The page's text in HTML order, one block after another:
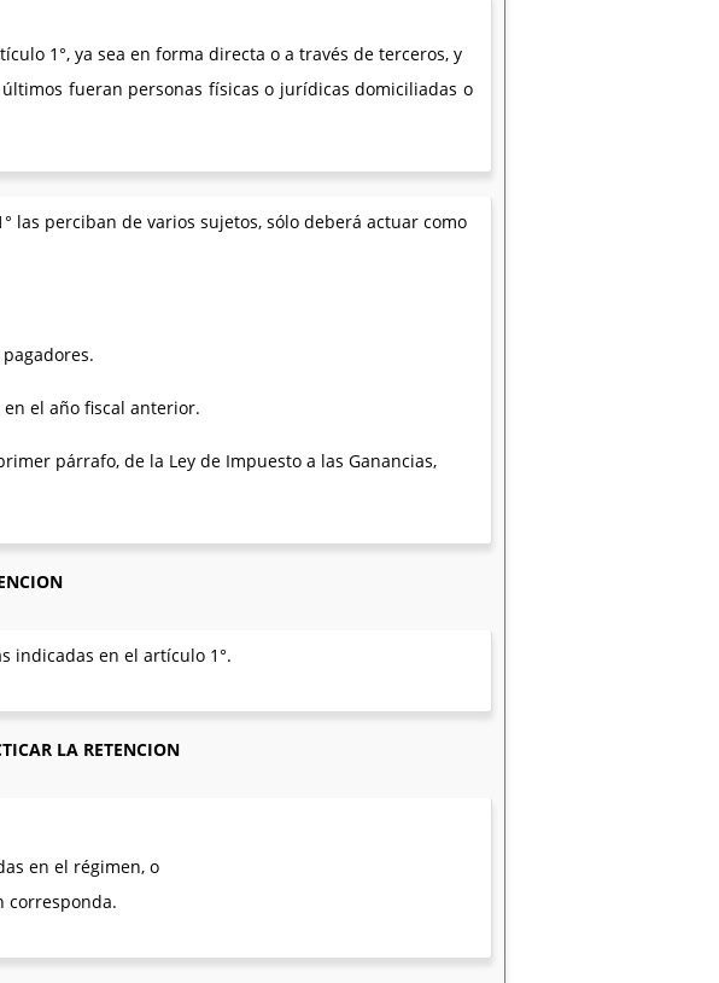
1°, ya sea en forma directa o a través de terceros, y
fueran personas físicas o jurídicas domiciliadas o
las perciban de varios sujetos, sólo deberá actuar como
el año fiscal anterior.
párrafo, de la Ley de Impuesto a las Ganancias,
indicadas en el artículo 1°.
LA RETENCION
en el régimen, o
corresponda.